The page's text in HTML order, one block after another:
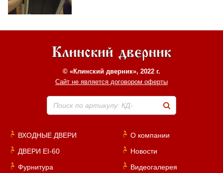
© «Клинский дверник», 2022 г.
Сайт не является договором оферты
Поиск по артикулу: КД-
ВХОДНЫЕ ДВЕРИ
ДВЕРИ EI-60
Фурнитура
О компании
Новости
Видеогалерея